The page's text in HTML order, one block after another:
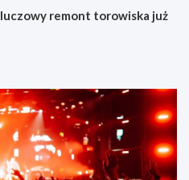
remont torowiska już